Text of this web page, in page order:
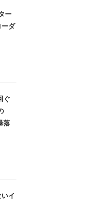
ー
ーダ
ぐ
落
イ